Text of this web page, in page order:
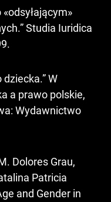
Studia Iuridica
W
a prawo polskie,
Wydawnictwo
Dolores Grau,
Patricia
and Gender in